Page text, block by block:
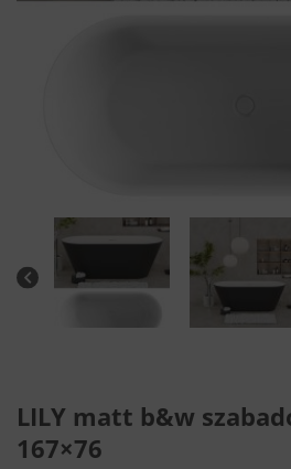
LILY matt b&w
167×76